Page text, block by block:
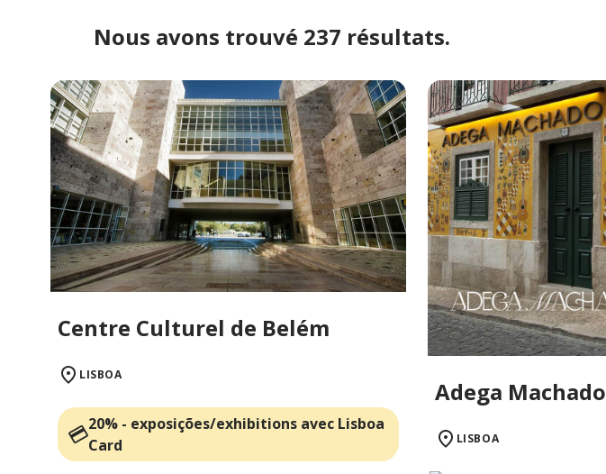
Nous avons trouvé 237 résultats.
Centre Culturel de Belém
LISBOA
20% - exposições/exhibitions avec Lisboa
Card
Adega Machado
LISBOA